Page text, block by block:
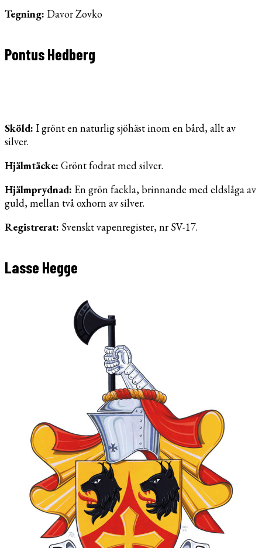
Tegning: Davor Zovko
Pontus Hedberg
Sköld: I grönt en naturlig sjöhäst inom en bård, allt av
silver.
Hjälmtäcke: Grönt fodrat med silver.
Hjälmprydnad: En grön fackla, brinnande med eldslåga av
guld, mellan två oxhorn av silver.
Registrerat: Svenskt vapenregister, nr SV-17.
Lasse Hegge